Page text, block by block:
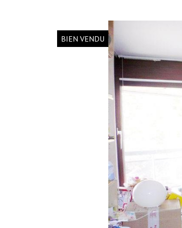
BIEN VENDU